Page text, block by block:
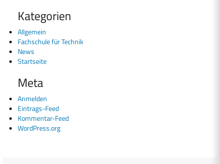
Kategorien
Allgemein
Fachschule für Technik
News
Startseite
Meta
Anmelden
Eintrags-Feed
Kommentar-Feed
WordPress.org